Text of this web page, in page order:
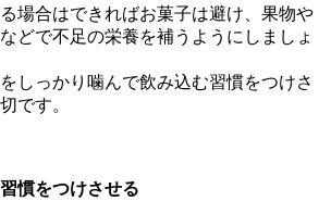
場合はできればお菓子は避け、果物や
どで不足の栄養を補うようにしましょ
しっかり噛んで飲み込む習慣をつけさ
です。
慣をつけさせる